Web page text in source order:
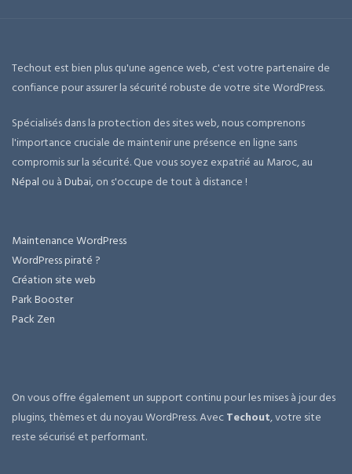
Techout est bien plus qu'une agence web, c'est votre partenaire de
confiance pour assurer la sécurité robuste de votre site WordPress.
Spécialisés dans la protection des sites web, nous comprenons
l'importance cruciale de maintenir une présence en ligne sans
compromis sur la sécurité. Que vous soyez expatrié au Maroc, au
Népal ou àDubai, on s'occupe de tout à distance !
Maintenance WordPress
WordPress piraté ?
Création site web
Park Booster
Pack Zen
On vous offre également un support continu pour les mises à jour des
plugins, thèmes et du noyau WordPress. AvecTechout, votre site
reste sécurisé et performant.